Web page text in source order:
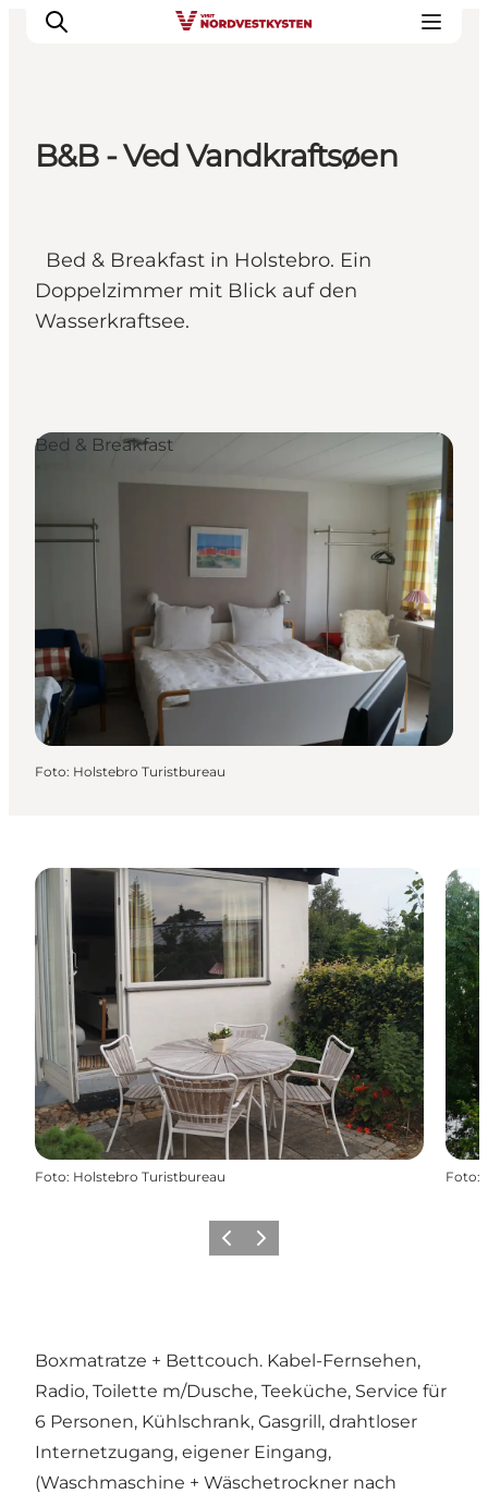
Events
Unterkunft
Mach deine Urlaubsplanung
B&B - Ved Vandkraftsøen
Bed & Breakfast in Holstebro. Ein
Doppelzimmer mit Blick auf den
Wasserkraftsee.
Bed & Breakfast
Foto: Holstebro Turistbureau
Foto: Holstebro Turistbureau Foto:
ZurückWeiter
Boxmatratze + Bettcouch. Kabel-Fernsehen,
Radio, Toilette m/Dusche, Teeküche, Service für
6 Personen, Kühlschrank, Gasgrill, drahtloser
Internetzugang, eigener Eingang,
(Waschmaschine + Wäschetrockner nach